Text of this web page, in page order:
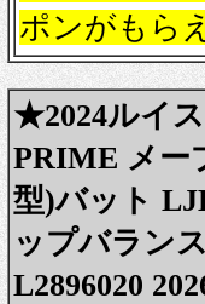
ポンがもら
★2024ルイ
PRIME メー
型)バット
ップバラン
L2896020